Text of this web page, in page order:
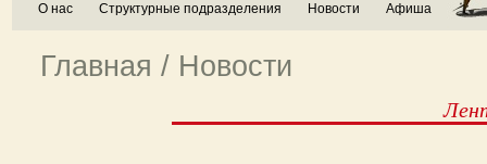
О нас Структурные подразделения Новости Афиша
Главная / Новости